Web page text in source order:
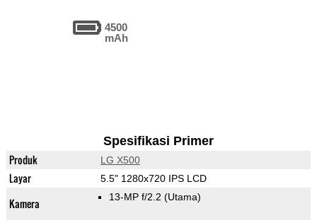
4500
mAh
Spesifikasi Primer
Produk LG X500
Layar 5.5" 1280x720 IPS LCD
Kamera 13-MP f/2.2 (Utama)